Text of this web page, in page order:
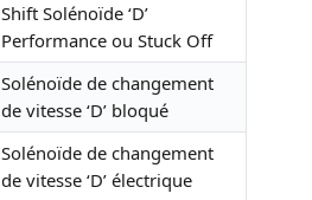
Shift Solénoïde ‘D’
Performance ou Stuck Off
Solénoïde de changement
de vitesse ‘D’ bloqué
Solénoïde de changement
de vitesse ‘D’ électrique